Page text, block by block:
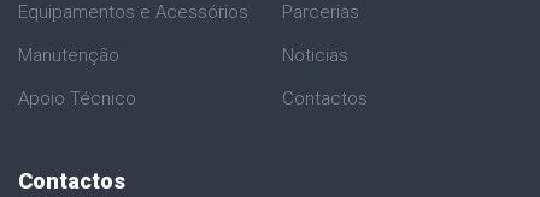
Equipamentos e Acessórios
Manutenção
Apoio Técnico
Parcerias
Noticias
Contactos
Contactos